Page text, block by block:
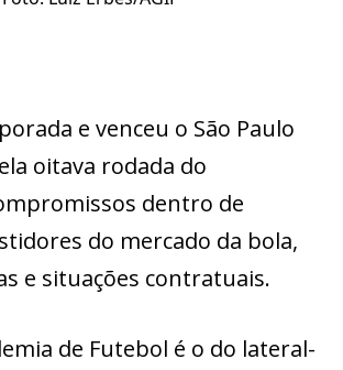
e venceu o São Paulo
oitava rodada do
dentro de
do mercado da bola,
e situações contratuais.
de Futebol é o do lateral-